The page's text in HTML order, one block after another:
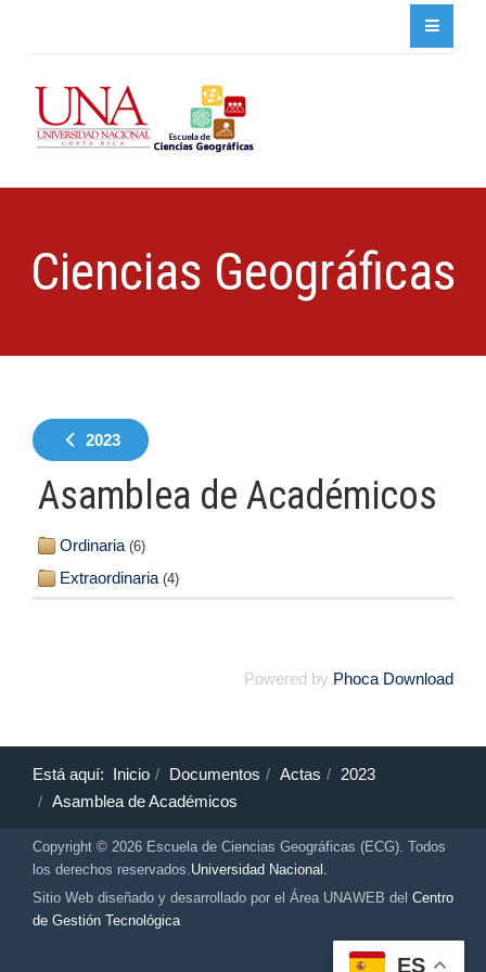
ES
Ciencias Geográficas
2023
Asamblea de Académicos
Ordinaria (6)
Extraordinaria (4)
Powered by Phoca Download
Está aquí: Inicio Documentos Actas
2023
Asamblea de Académicos
Copyright © 2026 Escuela de Ciencias Geográficas (ECG). Todos
los derechos reservados.Universidad Nacional.
Sitio Web diseñado y desarrollado por el Área UNAWEB del Centro
de Gestión Tecnológica